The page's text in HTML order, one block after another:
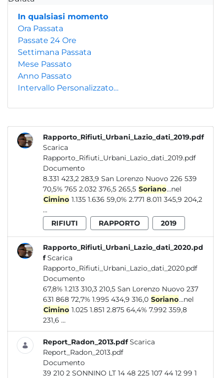
In qualsiasi momento
Ora Passata
Passate 24 Ore
Settimana Passata
Mese Passato
Anno Passato
Intervallo Personalizzato…
Rapporto_Rifiuti_Urbani_Lazio_dati_2019.pdf
Scarica
Rapporto_Rifiuti_Urbani_Lazio_dati_2019.pdf
Documento
8.331 423,2 283,9 San Lorenzo Nuovo 226 539
70,5% 765 2.032 376,5 265,5 Soriano...nel
Cimino
...
RIFIUTI
RAPPORTO 2019
Rapporto_Rifiuti_Urbani_Lazio_dati_2020.pd
f Scarica
Rapporto_Rifiuti_Urbani_Lazio_dati_2020.pdf
Documento
67,8% 1.213 310,3 210,5 San Lorenzo Nuovo 237
631 868 72,7% 1.995 434,9 316,0 Soriano...nel
Cimino 1.025 1.851 2.875 64,4% 7.992 359,8
231,6 ...
Report_Radon_2013.pdf Scarica
Report_Radon_2013.pdf
Documento
39 210 2 SONNINO LT 14 48 225 107 44 12 99 1